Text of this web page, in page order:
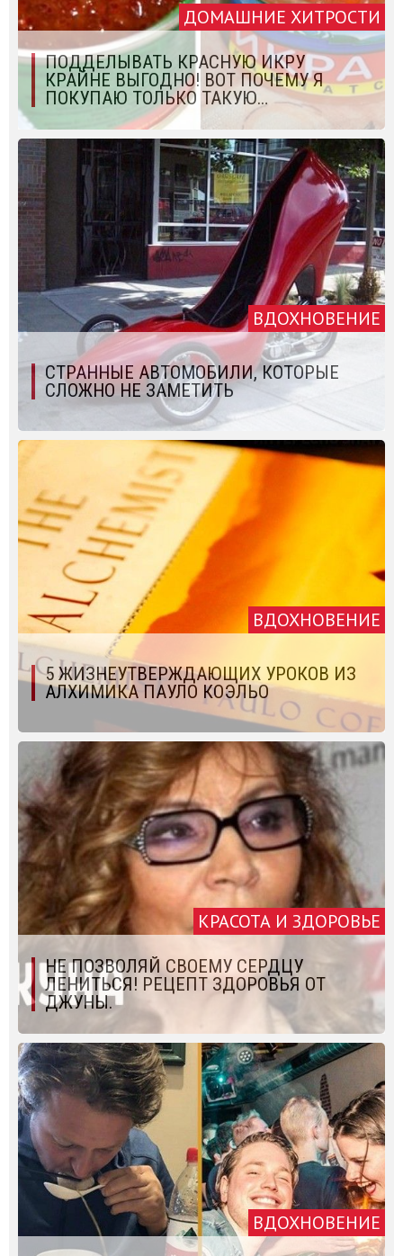
ДОМАШНИЕ ХИТРОСТИ
ПОДДЕЛЫВАТЬ КРАСНУЮ ИКРУ
КРАЙНЕ ВЫГОДНО! ВОТ ПОЧЕМУ Я
ПОКУПАЮ ТОЛЬКО ТАКУЮ…
ВДОХНОВЕНИЕ
СТРАННЫЕ АВТОМОБИЛИ, КОТОРЫЕ
СЛОЖНО НЕ ЗАМЕТИТЬ
ВДОХНОВЕНИЕ
5 ЖИЗНЕУТВЕРЖДАЮЩИХ УРОКОВ ИЗ
АЛХИМИКА ПАУЛО КОЭЛЬО
КРАСОТА И ЗДОРОВЬЕ
НЕ ПОЗВОЛЯЙ СВОЕМУ СЕРДЦУ
ЛЕНИТЬСЯ! РЕЦЕПТ ЗДОРОВЬЯ ОТ
ДЖУНЫ.
ВДОХНОВЕНИЕ